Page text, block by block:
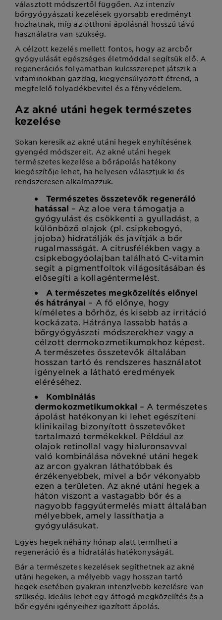
választott módszertől függően. Az intenzív
bőrgyógyászati kezelések gyorsabb eredményt
hozhatnak, míg az otthoni ápolásnál hosszú távú
használatra van szükség.
A célzott kezelés mellett fontos, hogy az arcbőr
gyógyulását egészséges életmóddal segítsük elő. A
regenerációs folyamatban kulcsszerepet játszik a
vitaminokban gazdag, kiegyensúlyozott étrend, a
megfelelő folyadékbevitel és a fényvédelem.
Az akné utáni hegek természetes
kezelése
Sokan keresik az akné utáni hegek enyhítésének
gyengéd módszereit. Az akné utáni hegek
természetes kezelése a bőrápolás hatékony
kiegészítője lehet, ha helyesen választjuk ki és
rendszeresen alkalmazzuk.
Természetes összetevők regeneráló
hatással – Az aloe vera támogatja a
gyógyulást és csökkenti a gyulladást, a
különböző olajok (pl. csipkebogyó,
jojoba) hidratálják és javítják a bőr
rugalmasságát. A citrusfélékben vagy a
csipkebogyóolajban található C-vitamin
segít a pigmentfoltok világosításában és
elősegíti a kollagéntermelést.
A természetes megközelítés előnyei
és hátrányai – A fő előnye, hogy
kíméletes a bőrhöz, és kisebb az irritáció
kockázata. Hátránya lassabb hatás a
bőrgyógyászati módszerekhez vagy a
célzott dermokozmetikumokhoz képest.
A természetes összetevők általában
hosszan tartó és rendszeres használatot
igényelnek a látható eredmények
eléréséhez.
Kombinálás
dermokozmetikumokkal – A természetes
ápolást hatékonyan ki lehet egészíteni
klinikailag bizonyított összetevőket
tartalmazó termékekkel. Például az
olajok retinollal vagy hialuronsavval
való kombinálása növekné utáni hegek
az arcon gyakran láthatóbbak és
érzékenyebbek, mivel a bőr vékonyabb
ezen a területen. Az akné utáni hegek a
háton viszont a vastagabb bőr és a
nagyobb faggyútermelés miatt általában
mélyebbek, amely lassíthatja a
gyógyulásukat.
Egyes hegek néhány hónap alatt termlheti a
regeneráció és a hidratálás hatékonyságát.
Bár a természetes kezelések segíthetnek az akné
utáni hegeken, a mélyebb vagy hosszan tartó
hegek esetében gyakran intenzívebb kezelésre van
szükség. Ideális lehet egy átfogó megközelítés és a
bőr egyéni igényeihez igazított ápolás.